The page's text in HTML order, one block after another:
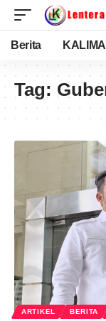
Berita
Tag:
ARTIKEL BERITA